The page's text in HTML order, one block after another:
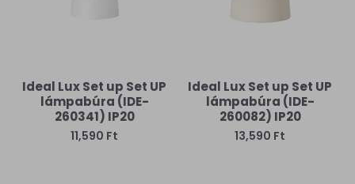
Ideal Lux Set up Set UP
lámpabúra (IDE-
260341) IP20
11,590 Ft
Ideal Lux Set up Set UP
lámpabúra (IDE-
260082) IP20
13,590 Ft